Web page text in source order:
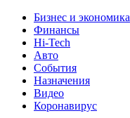
Бизнес и экономика
Финансы
Hi-Tech
Авто
События
Назначения
Видео
Коронавирус